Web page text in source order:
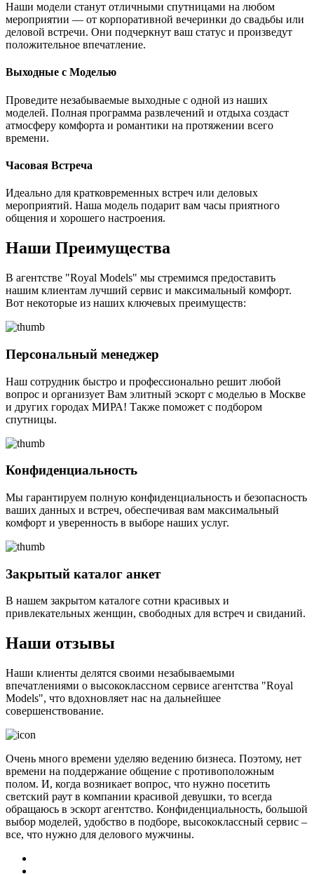
Наши модели станут отличными спутницами на любом
мероприятии — от корпоративной вечеринки до свадьбы или
деловой встречи. Они подчеркнут ваш статус и произведут
положительное впечатление.
Выходные с Моделью
Проведите незабываемые выходные с одной из наших
моделей. Полная программа развлечений и отдыха создаст
атмосферу комфорта и романтики на протяжении всего
времени.
Часовая Встреча
Идеально для кратковременных встреч или деловых
мероприятий. Наша модель подарит вам часы приятного
общения и хорошего настроения.
Наши Преимущества
В агентстве "Royal Models" мы стремимся предоставить
нашим клиентам лучший сервис и максимальный комфорт.
Вот некоторые из наших ключевых преимуществ:
Персональный менеджер
Наш сотрудник быстро и профессионально решит любой
вопрос и организует Вам элитный эскорт с моделью в Москве
и других городах МИРА! Также поможет с подбором
спутницы.
Конфиденциальность
Мы гарантируем полную конфиденциальность и безопасность
ваших данных и встреч, обеспечивая вам максимальный
комфорт и уверенность в выборе наших услуг.
Закрытый каталог анкет
В нашем закрытом каталоге сотни красивых и
привлекательных женщин, свободных для встреч и свиданий.
Наши отзывы
Наши клиенты делятся своими незабываемыми
впечатлениями о высококлассном сервисе агентства "Royal
Models", что вдохновляет нас на дальнейшее
совершенствование.
Очень много времени уделяю ведению бизнеса. Поэтому, нет
времени на поддержание общение с противоположным
полом. И, когда возникает вопрос, что нужно посетить
светский раут в компании красивой девушки, то всегда
обращаюсь в эскорт агентство. Конфиденциальность, большой
выбор моделей, удобство в подборе, высококлассный сервис –
все, что нужно для делового мужчины.